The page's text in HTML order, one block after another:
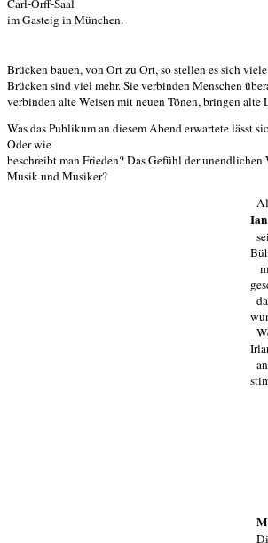
Carl-Orff-Saal
im Gasteig in München.
Brücken bauen, von Ort zu Ort, so stellen es sich
Brücken sind viel mehr. Sie verbinden Menschen
verbinden alte Weisen mit neuen Tönen, bringen alte
Was das Publikum an diesem Abend erwartete lässt
Oder wie
beschreibt man Frieden? Das Gefühl der unendlichen
Musik und Musiker?